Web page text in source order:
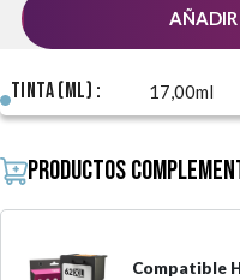
Tinta (ml) : 17,00ml
Productos
Compatible